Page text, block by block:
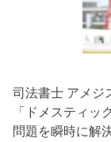
司法書士 アメジ
「ドメスティッ
問題を瞬時に解